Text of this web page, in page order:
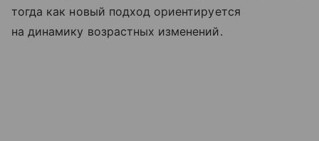
тогда как новый подход ориентируется
на динамику возрастных изменений.